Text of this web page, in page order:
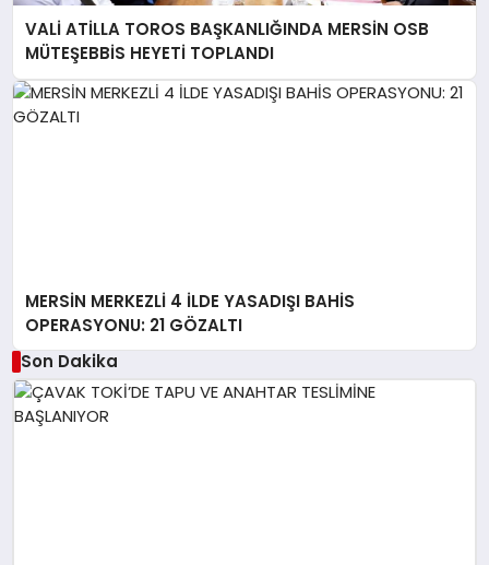
VALİ ATİLLA TOROS BAŞKANLIĞINDA MERSİN OSB
MÜTEŞEBBİS HEYETİ TOPLANDI
MERSİN MERKEZLİ 4 İLDE YASADIŞI BAHİS
OPERASYONU: 21 GÖZALTI
Son Dakika